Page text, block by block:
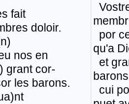
fait
doloir.
nos en
grant cor-
les barons.
por
qu'a
et
cui